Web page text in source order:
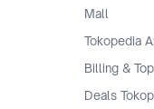
Mall
Tokopedia
Billing &
Deals